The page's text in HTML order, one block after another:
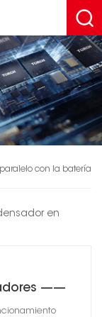
con la batería
en
——